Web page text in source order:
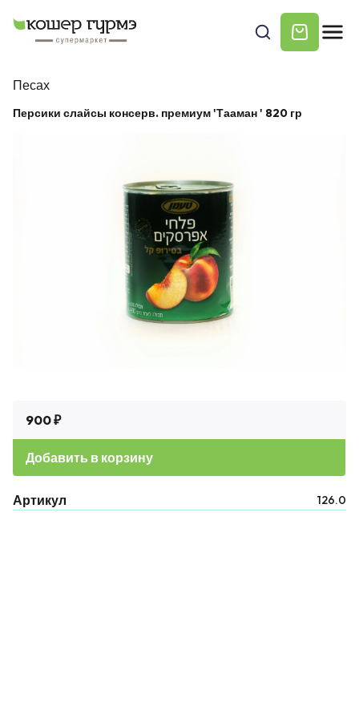
Песах
Персики слайсы консерв. премиум 'Тааман ' 820 гр
900 ₽
Добавить в корзину
Артикул 126.0